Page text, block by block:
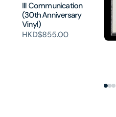
III Communication
(30th Anniversary
Vinyl)
HKD$855.00